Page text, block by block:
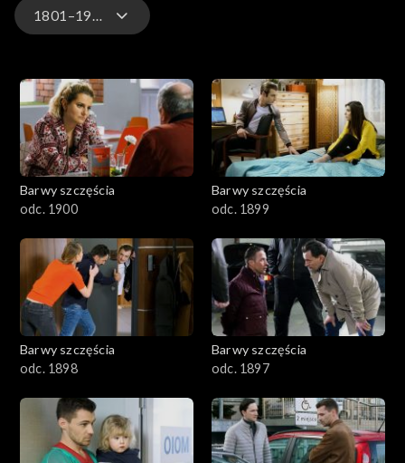
oszukała go w sprawie swojej pozycji zawodowej
1801–1900
3201-3300
3101-3200
3001-3100
2901-3000
2801–2900
2701–2800
2501–2600
Barwy szczęścia
odc. 1900
Barwy szczęścia
odc. 1899
Barwy szczęścia
odc. 1898
Barwy szczęścia
odc. 1897